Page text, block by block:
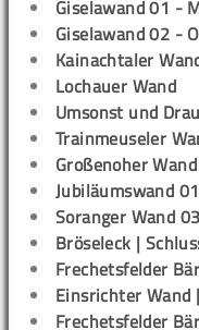
Giselawand 01 -
Giselawand 02 -
Kainachtaler
Lochauer Wand
Umsonst und
Trainmeuseler
Großenoher
Jubiläumswand
Soranger Wand
Bröseleck |
Frechetsfelder
Einsrichter Wand
Frechetsfelder